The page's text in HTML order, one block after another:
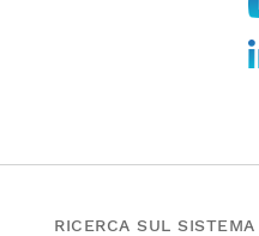
RICERCA SUL